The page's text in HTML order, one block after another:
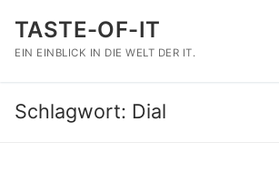
Inhalt
springen
TASTE-OF-IT
EIN EINBLICK IN DIE WELT DER IT.
Schlagwort: Dial